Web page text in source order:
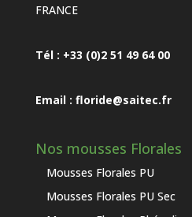
FRANCE
Tél : +33 (0)2 51 49 64 00
Email : floride@saitec.fr
Nos mousses Florales
Mousses Florales PU
Mousses Florales PU Sec